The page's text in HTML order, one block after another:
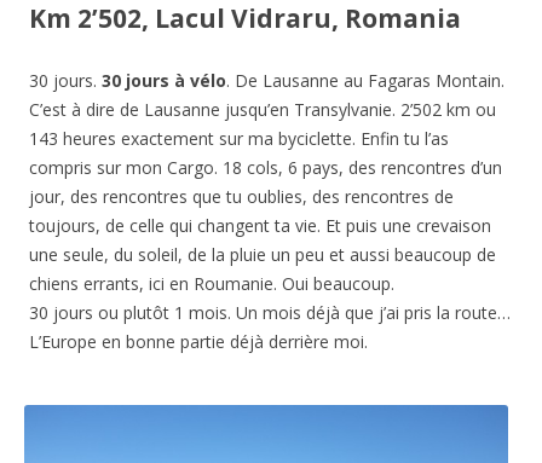
Km 2’502, Lacul Vidraru, Romania
30 jours. 30 jours à vélo. De Lausanne au Fagaras Montain.
C’est à dire de Lausanne jusqu’en Transylvanie. 2’502 km ou
143 heures exactement sur ma byciclette. Enfin tu l’as
compris sur mon Cargo. 18 cols, 6 pays, des rencontres d’un
jour, des rencontres que tu oublies, des rencontres de
toujours, de celle qui changent ta vie. Et puis une crevaison
une seule, du soleil, de la pluie un peu et aussi beaucoup de
chiens errants, ici en Roumanie. Oui beaucoup.
30 jours ou plutôt 1 mois. Un mois déjà que j’ai pris la route…
L’Europe en bonne partie déjà derrière moi.